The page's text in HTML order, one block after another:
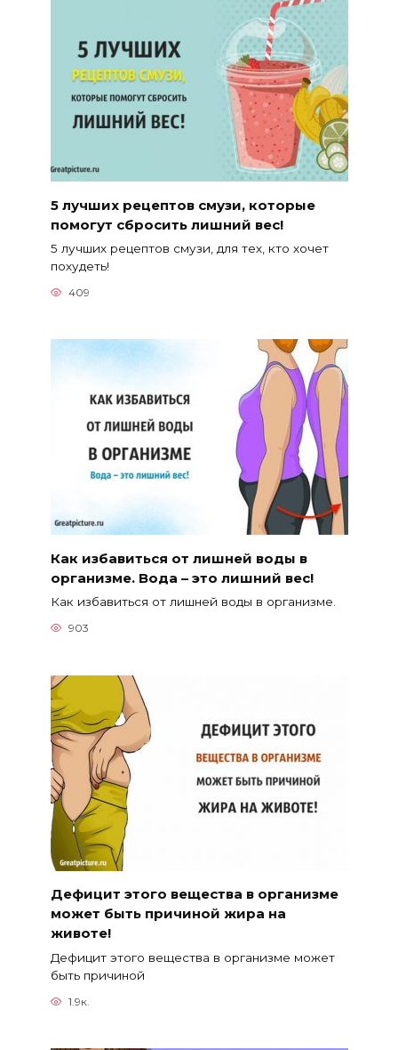
5 лучших рецептов смузи, которые
помогут сбросить лишний вес!
5 лучших рецептов смузи, для тех, кто хочет
похудеть!
409
Как избавиться от лишней воды в
организме. Вода – это лишний вес!
Как избавиться от лишней воды в организме.
903
Дефицит этого вещества в организме
может быть причиной жира на
животе!
Дефицит этого вещества в организме может
быть причиной
1.9к.